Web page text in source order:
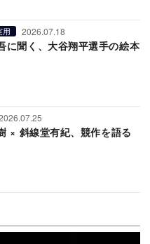
用 2026.07.18
に聞く、大谷翔平選手の絵本
× 斜線堂有紀、競作を語る